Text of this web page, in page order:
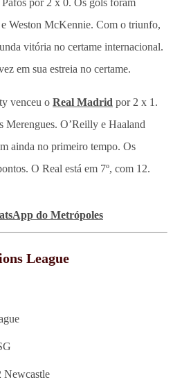
Weston McKennie. Com o triunfo,
vitória no certame internacional.
em sua estreia no certame.
venceu o Real Madrid por 2 x 1.
Merengues. O’Reilly e Haaland
ainda no primeiro tempo. Os
O Real está em 7º, com 12.
do Metrópoles
League
Newcastle